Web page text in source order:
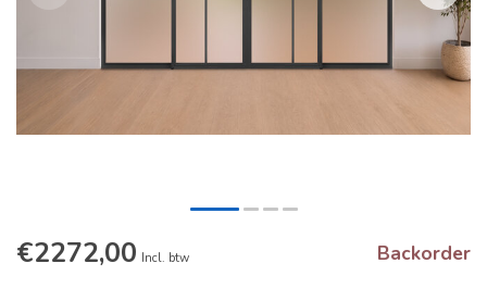
€2272,00 Incl. btw Backorder